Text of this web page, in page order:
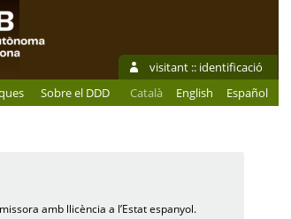
visitant :: identificació
Sobre el DDD Català English Español
amb llicència a l’Estat espanyol.